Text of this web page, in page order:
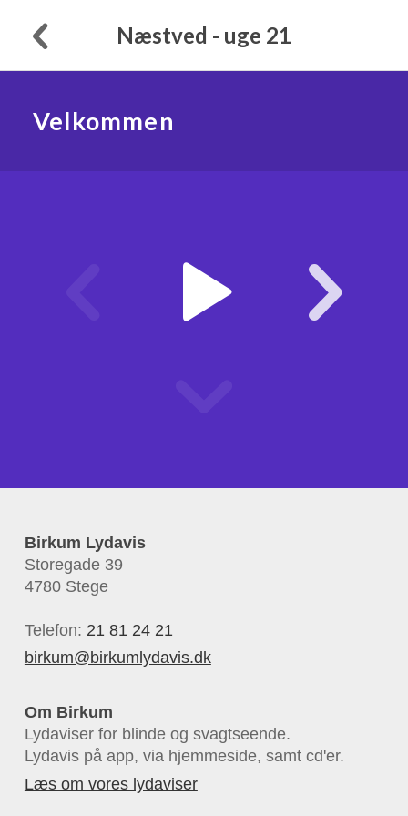
Næstved - uge 21
Velkommen
Birkum Lydavis
Storegade 39
4780 Stege
Telefon: 21 81 24 21
birkum@birkumlydavis.dk
Om Birkum
Lydaviser for blinde og svagtseende.
Lydavis på app, via hjemmeside, samt cd'er.
Læs om vores lydaviser